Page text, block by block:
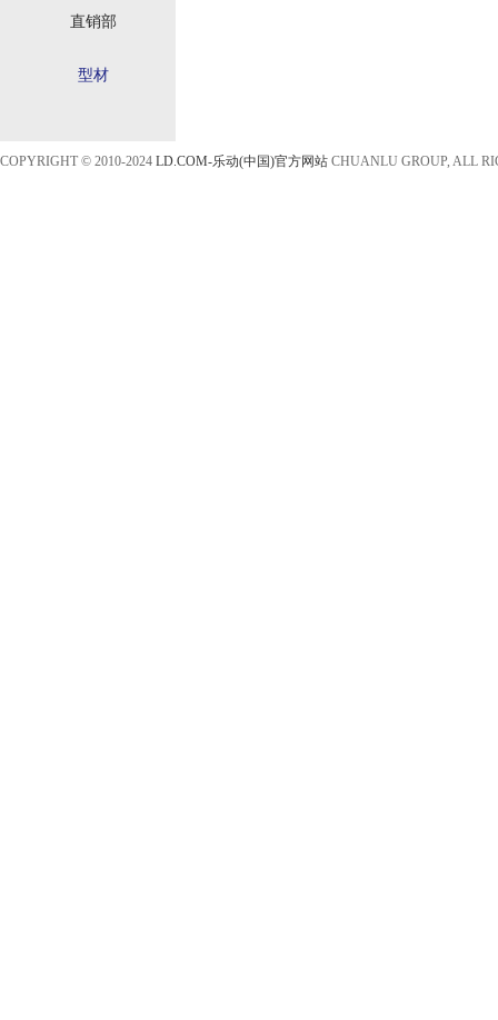
直销部
型材
COPYRIGHT © 2010-2024 LD.COM-乐动(中国)官方网站 CHUANLU GROUP, ALL